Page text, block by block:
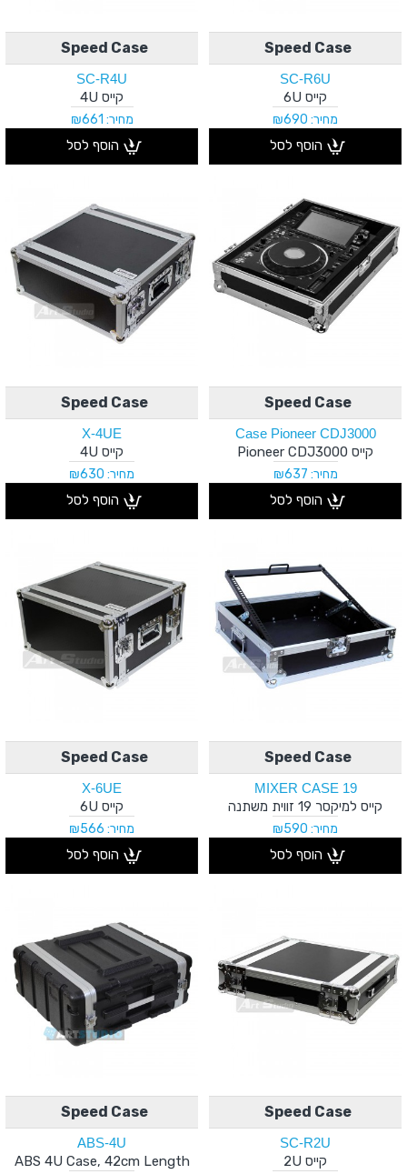
Speed Case
SC-R6U
קייס 6U
מחיר: ₪690
הוסף לסל
Speed Case
SC-R4U
קייס 4U
מחיר: ₪661
הוסף לסל
Speed Case
Case Pioneer CDJ3000
קייס Pioneer CDJ3000
מחיר: ₪637
הוסף לסל
Speed Case
X-4UE
קייס 4U
מחיר: ₪630
הוסף לסל
Speed Case
MIXER CASE 19
קייס למיקסר 19 זווית משתנה
מחיר: ₪590
הוסף לסל
Speed Case
X-6UE
קייס 6U
מחיר: ₪566
הוסף לסל
Speed Case
SC-R2U
קייס 2U
Speed Case
ABS-4U
ABS 4U Case, 42cm Length